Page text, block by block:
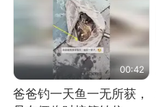
00:42
爸爸钓一天鱼一无所获，